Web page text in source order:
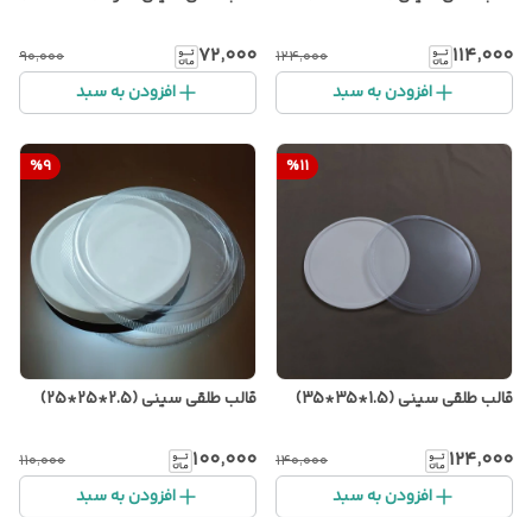
۱۱۴٬۰۰۰ ۱۲۴٬۰۰۰
افزودن به سبد
۷۲٬۰۰۰ ۹۰٬۰۰۰
افزودن به سبد
%11
قالب طلقی سینی (1.5*35*35)
۱۲۴٬۰۰۰ ۱۴۰٬۰۰۰
افزودن به سبد
%9
قالب طلقی سینی (2.5*25*25)
۱۰۰٬۰۰۰ ۱۱۰٬۰۰۰
افزودن به سبد